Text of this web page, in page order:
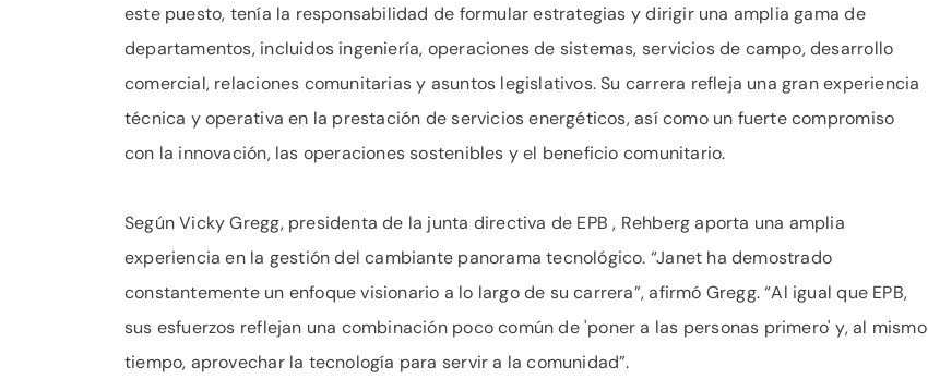
este puesto, tenía la responsabilidad de formular estrategias y dirigir una amplia gama de
departamentos, incluidos ingeniería, operaciones de sistemas, servicios de campo, desarrollo
comercial, relaciones comunitarias y asuntos legislativos. Su carrera refleja una gran experiencia
técnica y operativa en la prestación de servicios energéticos, así como un fuerte compromiso
con la innovación, las operaciones sostenibles y el beneficio comunitario.
Según Vicky Gregg, presidenta de la junta directiva de EPB , Rehberg aporta una amplia
experiencia en la gestión del cambiante panorama tecnológico. “Janet ha demostrado
constantemente un enfoque visionario a lo largo de su carrera”, afirmó Gregg. “Al igual que EPB,
sus esfuerzos reflejan una combinación poco común de 'poner a las personas primero' y, al mismo
tiempo, aprovechar la tecnología para servir a la comunidad”.